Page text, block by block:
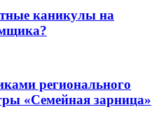
каникулы на
регионального
«Семейная зарница»